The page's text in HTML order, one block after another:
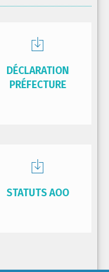
DÉCLARATION
PRÉFECTURE
STATUTS AOO